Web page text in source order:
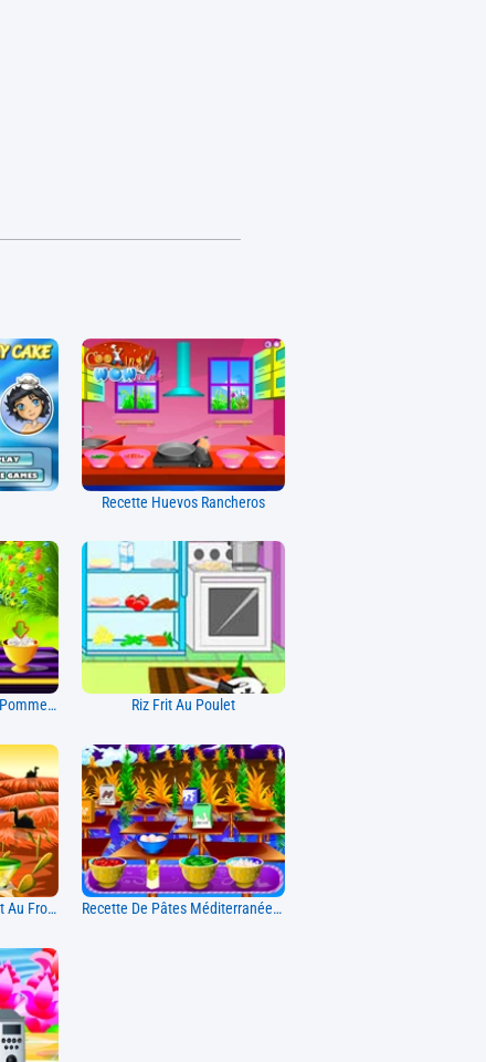
Recette Huevos Rancheros
Recette De Gâteau Aux Pommes Cuit Au Four Riz Frit Au Poulet
Quesadillas Au Poulet Et Au Fromage Recette De Pâtes Méditerranéennes